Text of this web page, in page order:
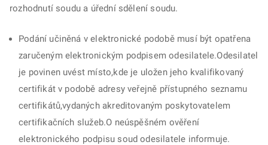
rozhodnutí soudu a úřední sdělení soudu.
Podání učiněná v elektronické podobě musí být opatřena
zaručeným elektronickým podpisem odesilatele.Odesilatel
je povinen uvést místo,kde je uložen jeho kvalifikovaný
certifikát v podobě adresy veřejně přístupného seznamu
certifikátů,vydaných akreditovaným poskytovatelem
certifikačních služeb.O neúspěšném ověření
elektronického podpisu soud odesilatele informuje.